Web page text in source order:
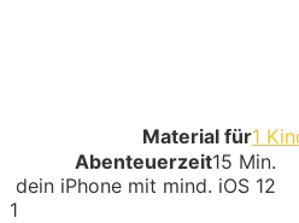
Material für1
Abenteuerzeit15 Min.
dein iPhone mit mind. iOS 12
1